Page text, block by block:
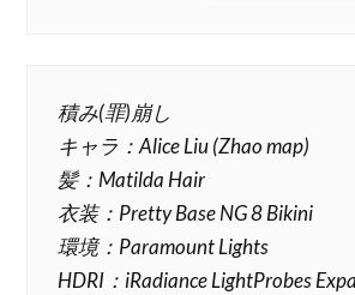
積み(罪)崩し
キャラ：Alice Liu (Zhao map)
髪：Matilda Hair
衣装：Pretty Base NG 8 Bikini
環境：Paramount Lights
HDRI：iRadiance LightProbes